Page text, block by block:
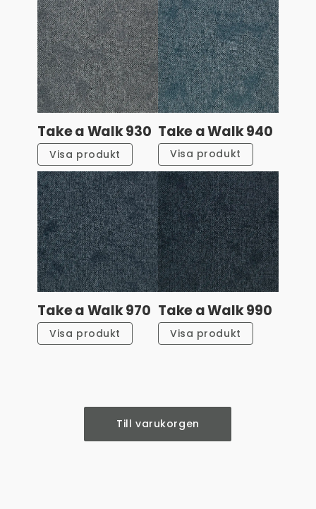
Take a Walk 930
Visa produkt
Take a Walk 940
Visa produkt
Take a Walk 970
Visa produkt
Take a Walk 990
Visa produkt
Till varukorgen